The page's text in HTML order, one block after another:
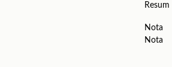
Resum
Nota
Nota